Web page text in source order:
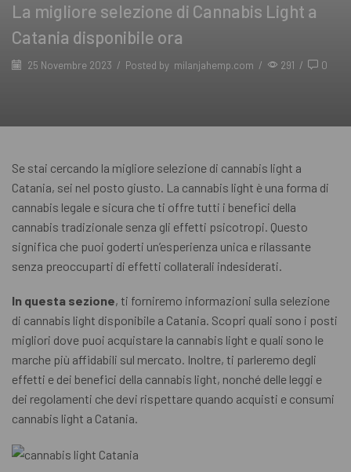
La migliore selezione di Cannabis Light a
Catania disponibile ora
25 Novembre 2023 / Posted by milanjahemp.com / 291 / 0
Se stai cercando la migliore selezione di cannabis light a
Catania, sei nel posto giusto. La cannabis light è una forma di
cannabis legale e sicura che ti offre tutti i benefici della
cannabis tradizionale senza gli effetti psicotropi. Questo
significa che puoi goderti un’esperienza unica e rilassante
senza preoccuparti di effetti collaterali indesiderati.
In questa sezione, ti forniremo informazioni sulla selezione
di cannabis light disponibile a Catania. Scopri quali sono i posti
migliori dove puoi acquistare la cannabis light e quali sono le
marche più affidabili sul mercato. Inoltre, ti parleremo degli
effetti e dei benefici della cannabis light, nonché delle leggi e
dei regolamenti che devi rispettare quando acquisti e consumi
cannabis light a Catania.